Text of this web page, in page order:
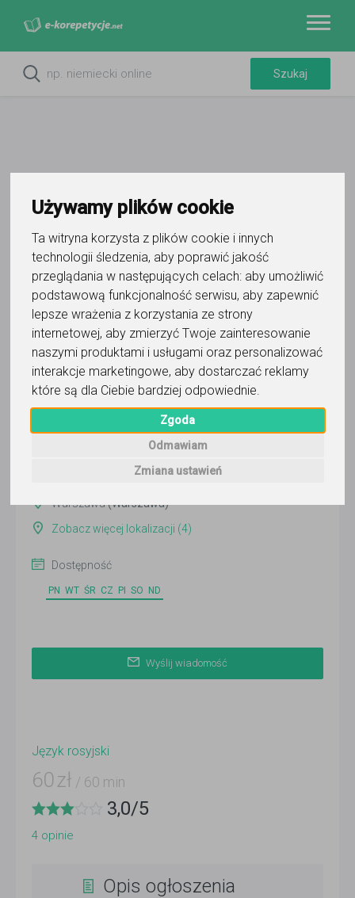
Używamy plików cookie
Ta witryna korzysta z plików cookie i innych
technologii śledzenia, aby poprawić jakość
przeglądania w następujących celach: aby umożliwić
podstawową funkcjonalność serwisu, aby zapewnić
lepsze wrażenia z korzystania ze strony
internetowej, aby zmierzyć Twoje zainteresowanie
naszymi produktami i usługami oraz personalizować
interakcje marketingowe, aby dostarczać reklamy
które są dla Ciebie bardziej odpowiednie
Zgoda
Odmawiam
Zmiana ustawień
Do ulubionych
Oznacz wystąpienie kontaktu
Maria Yuzyk
Wyślij wiadomość
Ostatnia aktywność:
2 dni temu
Pokaż
Warszawa(Warszawa)
Zobacz więcej lokalizacji (4)
Dostępność
PN WT ŚR CZ PI SO ND
Wyślij wiadomość
Język rosyjski
60 zł / 60 min
3,0/5
4 opinie
Opis ogłoszenia